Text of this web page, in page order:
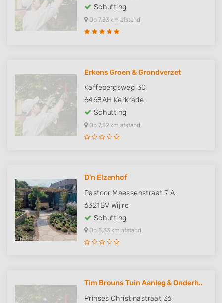
Schutting
Op 7,33 km afstand
Erkens Groen & Grondverzet
Kaffebergsweg 30
6468AH Kerkrade
Schutting
Op 7,52 km afstand
D'n Elzenhof
Pastoor Maessenstraat 7 A
6321BV Wijlre
Schutting
Op 8,33 km afstand
Tim Brouns Tuin Aanleg & Onderh..
Prinses Christinastraat 36